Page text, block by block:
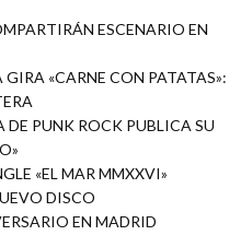
ESCENARIO EN
«CARNE CON PATATAS»:
PUNK ROCK PUBLICA SU
«EL MAR MMXXVI»
DISCO
EN MADRID